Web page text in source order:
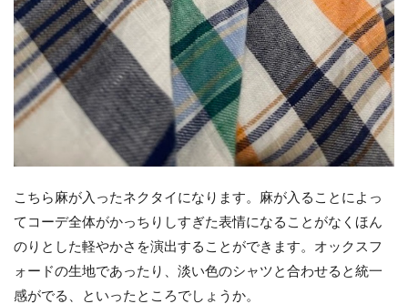
こちら麻が入ったネクタイになります。麻が入ることによっ
てコーデ全体がかっちりしすぎた表情になることがなくほん
のりとした軽やかさを演出することができます。オックスフ
ォードの生地であったり、淡い色のシャツと合わせると統一
感がでる、といったところでしょうか。